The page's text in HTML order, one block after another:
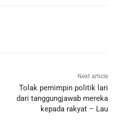
Next article
Tolak pemimpin politik lari
dari tanggungjawab mereka
kepada rakyat – Lau